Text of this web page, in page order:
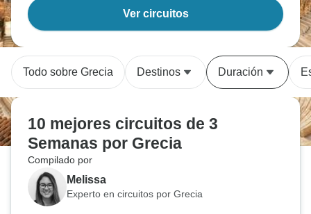
Ver circuitos
Todo sobre Grecia Destinos Duración
10 mejores circuitos de 3
Semanas por Grecia
Compilado por
Melissa
Experto en circuitos por Grecia